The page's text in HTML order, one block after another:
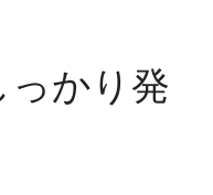
かり発